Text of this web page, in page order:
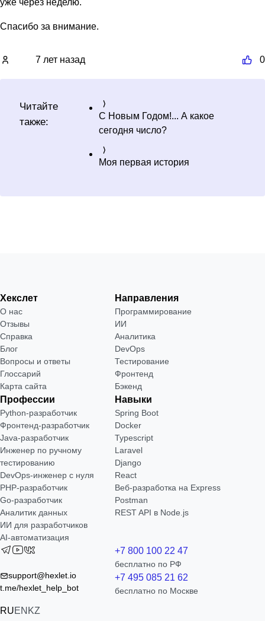
Спасибо за внимание.
7 лет назад 0
Читайте
также:
С Новым Годом!... А какое
сегодня число?
Моя первая история
Хекслет
О нас
Отзывы
Справка
Блог
Вопросы и ответы
Глоссарий
Карта сайта
Направления
Программирование
ИИ
Аналитика
DevOps
Тестирование
Фронтенд
Бэкенд
Профессии
Python-разработчик
Фронтенд-разработчик
Java-разработчик
Инженер по ручному
тестированию
DevOps-инженер с нуля
РНР-разработчик
Go-разработчик
Аналитик данных
ИИ для разработчиков
AI-автоматизация
Навыки
Spring Boot
Docker
Typescript
Laravel
Django
React
Веб-разработка на Express
Postman
REST API в Node.js
support@hexlet.io
t.me/hexlet_help_bot
RUEN KZ
+7 800 100 22 47
бесплатно по РФ
+7 495 085 21 62
бесплатно по Москве